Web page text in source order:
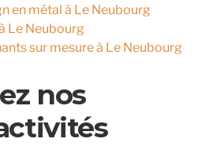
en métal à Le Neubourg
Le Neubourg
sur mesure à Le Neubourg
nos